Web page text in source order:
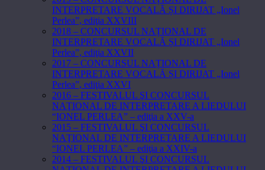
INTERPRETARE VOCALĂ ȘI DIRIJAT „Ionel
Perlea”, ediţia XXVIII
2018 – CONCURSUL NAȚIONAL DE
INTERPRETARE VOCALĂ ȘI DIRIJAT „Ionel
Perlea”, ediţia XXVII
2017 – CONCURSUL NAȚIONAL DE
INTERPRETARE VOCALĂ ȘI DIRIJAT „Ionel
Perlea”, ediţia XXVI
2016 – FESTIVALUL ŞI CONCURSUL
NAŢIONAL DE INTERPRETARE A LIEDULUI
“IONEL PERLEA” – ediţia a XXV-a
2015 – FESTIVALUL ŞI CONCURSUL
NAŢIONAL DE INTERPRETARE A LIEDULUI
“IONEL PERLEA” – ediţia a XXIV-a
2014 – FESTIVALUL ŞI CONCURSUL